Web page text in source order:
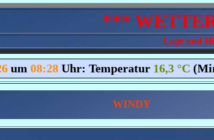
***
Lage und
WINDY